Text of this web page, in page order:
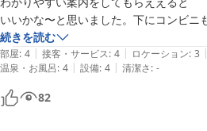
これからも、お客様にご満足いただけ
ス向上に努めて参ります。
また名古屋にお越しの際も、コンフォ
よろしくお願い申し上げます。
2025-09-23
いいかな〜と思いました。下にコンビニ
あるので便利です。
街が騒がしいのはしょうがないですが、
続きを読む
部屋: 4 | 接客・サービス: 4 | ロケーション: 3 |
温泉・お風呂: 4 | 設備: 4 | 清潔さ: -
82